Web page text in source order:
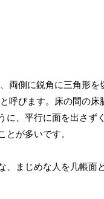
両側に鋭角に三角形を
呼びます。床の間の床
に、平行に面を出さず
が多いです。
、まじめな人を几帳面